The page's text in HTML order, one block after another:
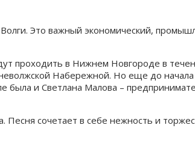
Это важный экономический,
проходить в Нижнем Новгороде в
Набережной. Но еще до
была и Светлана Малова –
сочетает в себе нежность и